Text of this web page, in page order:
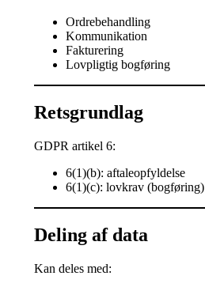
Ordrebehandling
Kommunikation
Fakturering
Lovpligtig bogføring
Retsgrundlag
GDPR artikel 6:
6(1)(b): aftaleopfyldelse
6(1)(c): lovkrav (bogføring)
Deling af data
Kan deles med: